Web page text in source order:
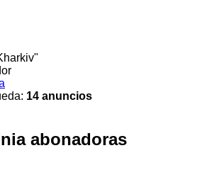
14 anuncios
abonadoras